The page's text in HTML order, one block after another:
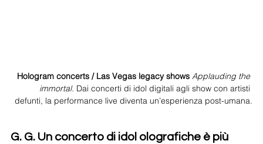
Hologram concerts / Las Vegas legacy shows Applauding the
immortal. Dai concerti di idol digitali agli show con artisti
defunti, la performance live diventa un’esperienza post-umana.
G. G. Un concerto di idol olografiche è più